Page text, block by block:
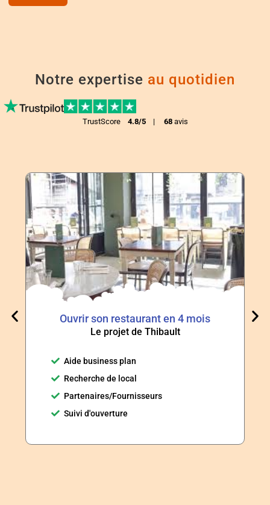
Notre expertise au quotidien
TrustScore 4.8/5| 68avis
Ouvrir son restaurant en 4 mois
Le projet de Thibault
Aide business plan
Recherche de local
Partenaires/Fournisseurs
Suivi d'ouverture